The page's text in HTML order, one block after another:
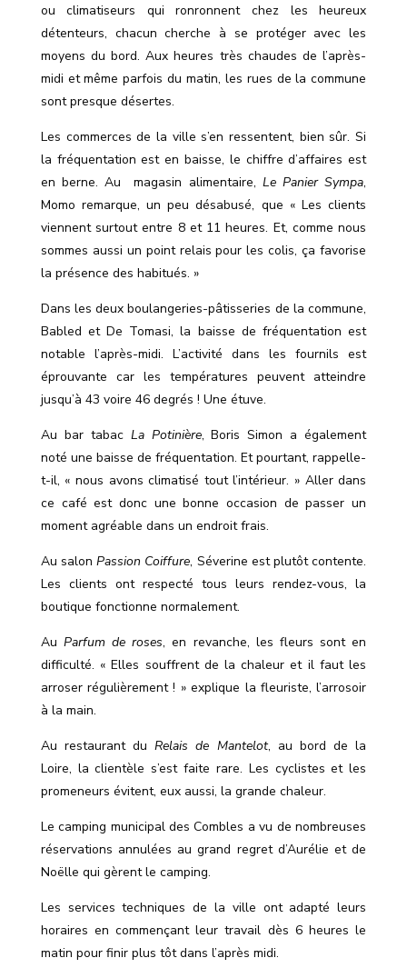
ou climatiseurs qui ronronnent chez les heureux
détenteurs, chacun cherche à se protéger avec les
moyens du bord. Aux heures très chaudes de l’après-
midi et même parfois du matin, les rues de la commune
sont presque désertes.
Les commerces de la ville s’en ressentent, bien sûr. Si
la fréquentation est en baisse, le chiffre d’affaires est
en berne. Au magasin alimentaire, Le Panier Sympa,
Momo remarque, un peu désabusé, que « Les clients
viennent surtout entre 8 et 11 heures. Et, comme nous
sommes aussi un point relais pour les colis, ça favorise
la présence des habitués. »
Dans les deux boulangeries-pâtisseries de la commune,
Babled et De Tomasi, la baisse de fréquentation est
notable l’après-midi. L’activité dans les fournils est
éprouvante car les températures peuvent atteindre
jusqu’à 43 voire 46 degrés ! Une étuve.
Au bar tabac La Potinière, Boris Simon a également
noté une baisse de fréquentation. Et pourtant, rappelle-
t-il, « nous avons climatisé tout l’intérieur. » Aller dans
ce café est donc une bonne occasion de passer un
moment agréable dans un endroit frais.
Au salonPassion Coiffure, Séverine est plutôt contente.
Les clients ont respecté tous leurs rendez-vous, la
boutique fonctionne normalement.
Au Parfum de roses, en revanche, les fleurs sont en
difficulté. « Elles souffrent de la chaleur et il faut les
arroser régulièrement ! » explique la fleuriste, l’arrosoir
à la main.
Au restaurant duRelais de Mantelot, au bord de la
Loire, la clientèle s’est faite rare. Les cyclistes et les
promeneurs évitent, eux aussi, la grande chaleur.
Le camping municipal des Combles a vu de nombreuses
réservations annulées au grand regret d’Aurélie et de
Noëlle qui gèrent le camping.
Les services techniques de la ville ont adapté leurs
horaires en commençant leur travail dès 6 heures le
matin pour finir plus tôt dans l’après midi.